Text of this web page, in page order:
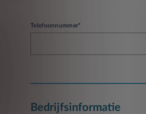
Telefoonnummer*
Bedrijfsinformatie